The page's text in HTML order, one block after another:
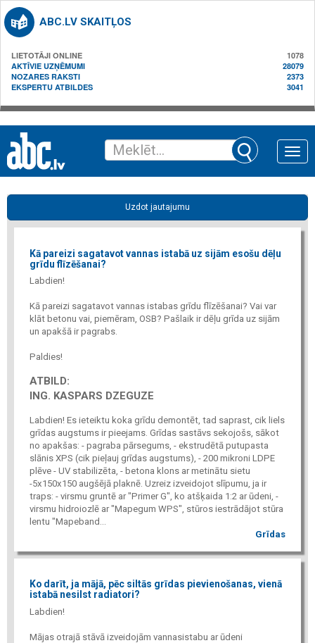
ABC.LV SKAITĻOS
LIETOTĀJI ONLINE
1078
AKTĪVIE UZŅĒMUMI
28079
NOZARES RAKSTI
2373
EKSPERTU ATBILDES
3041
Toggle
Uzdot jautajumu
Kā pareizi sagatavot vannas istabā uz sijām esošu dēļu
grīdu flīzēšanai?
Labdien!
Kā pareizi sagatavot vannas istabas grīdu flīzēšanai? Vai var
klāt betonu vai, piemēram, OSB? Pašlaik ir dēļu grīda uz sijām
un apakšā ir pagrabs.
Paldies!
ATBILD:
ING. KASPARS DZEGUZE
Labdien! Es ieteiktu koka grīdu demontēt, tad saprast, cik liels
grīdas augstums ir pieejams. Grīdas sastāvs sekojošs, sākot
no apakšas: - pagraba pārsegums, - ekstrudētā putupasta
slānis XPS (cik pieļauj grīdas augstums), - 200 mikroni LDPE
plēve - UV stabilizēta, - betona klons ar metinātu sietu
-5x150x150 augšējā plaknē. Uzreiz izveidojot slīpumu, ja ir
traps: - virsmu gruntē ar "Primer G", ko atšķaida 1:2 ar ūdeni, -
virsmu hidroiozlē ar "Mapegum WPS", stūros iestrādājot stūra
lentu "Mapeband...
Grīdas
Ko darīt, ja mājā, pēc siltās grīdas pievienošanas, vienā
istabā nesilst radiatori?
Labdien!
Mājas otrajā stāvā izveidojām vannasistabu ar ūdeni